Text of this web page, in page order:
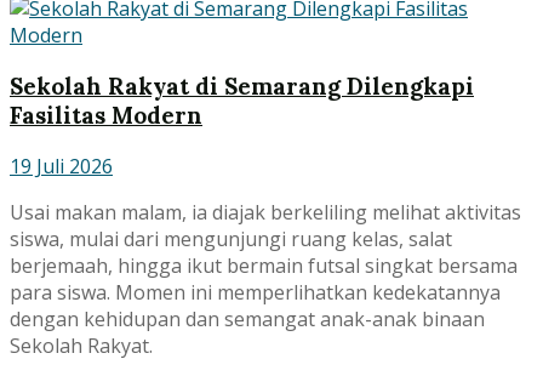
Sekolah Rakyat di Semarang Dilengkapi
Fasilitas Modern
19 Juli 2026
Usai makan malam, ia diajak berkeliling melihat aktivitas
siswa, mulai dari mengunjungi ruang kelas, salat
berjemaah, hingga ikut bermain futsal singkat bersama
para siswa. Momen ini memperlihatkan kedekatannya
dengan kehidupan dan semangat anak-anak binaan
Sekolah Rakyat.